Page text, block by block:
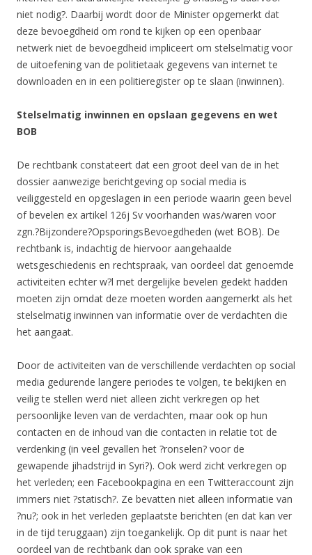
niet nodig?. Daarbij wordt door de Minister opgemerkt dat
deze bevoegdheid om rond te kijken op een openbaar
netwerk niet de bevoegdheid impliceert om stelselmatig voor
de uitoefening van de politietaak gegevens van internet te
downloaden en in een politieregister op te slaan (inwinnen).
Stelselmatig inwinnen en opslaan gegevens en wet
BOB
De rechtbank constateert dat een groot deel van de in het
dossier aanwezige berichtgeving op social media is
veiliggesteld en opgeslagen in een periode waarin geen bevel
of bevelen ex artikel 126j Sv voorhanden was/waren voor
zgn.?Bijzondere?OpsporingsBevoegdheden (wet BOB). De
rechtbank is, indachtig de hiervoor aangehaalde
wetsgeschiedenis en rechtspraak, van oordeel dat genoemde
activiteiten echter w?l met dergelijke bevelen gedekt hadden
moeten zijn omdat deze moeten worden aangemerkt als het
stelselmatig inwinnen van informatie over de verdachten die
het aangaat.
Door de activiteiten van de verschillende verdachten op social
media gedurende langere periodes te volgen, te bekijken en
veilig te stellen werd niet alleen zicht verkregen op het
persoonlijke leven van de verdachten, maar ook op hun
contacten en de inhoud van die contacten in relatie tot de
verdenking (in veel gevallen het ?ronselen? voor de
gewapende jihadstrijd in Syri?). Ook werd zicht verkregen op
het verleden; een Facebookpagina en een Twitteraccount zijn
immers niet ?statisch?. Ze bevatten niet alleen informatie van
?nu?; ook in het verleden geplaatste berichten (en dat kan ver
in de tijd teruggaan) zijn toegankelijk. Op dit punt is naar het
oordeel van de rechtbank dan ook sprake van een